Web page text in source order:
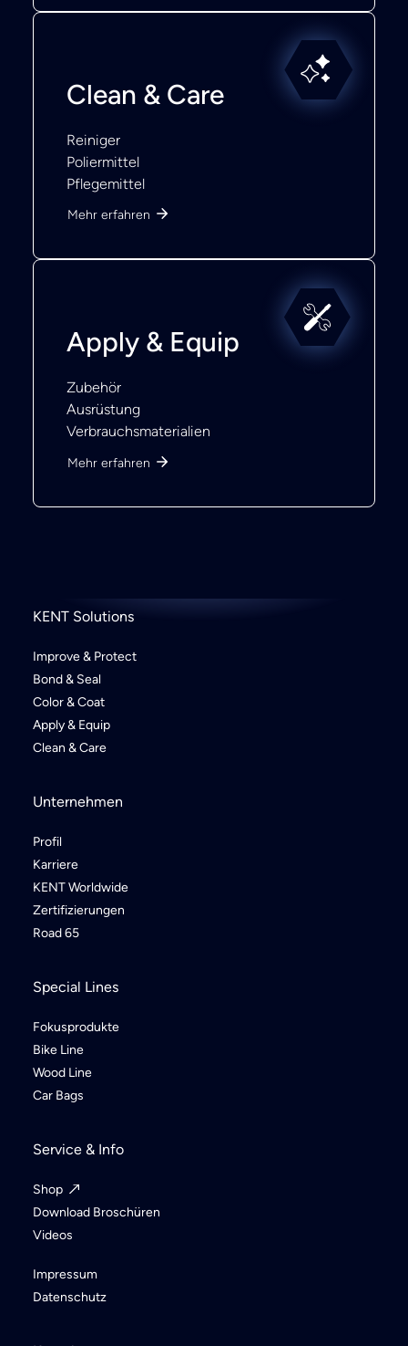
Clean & Care
Reiniger
Poliermittel
Pflegemittel
Mehr erfahren
Apply & Equip
Zubehör
Ausrüstung
Verbrauchsmaterialien
Mehr erfahren
KENT Solutions
Improve & Protect
Bond & Seal
Color & Coat
Apply & Equip
Clean & Care
Unternehmen
Profil
Karriere
KENT Worldwide
Zertifizierungen
Road 65
Special Lines
Fokusprodukte
Bike Line
Wood Line
Car Bags
Service & Info
Shop
Download Broschüren
Videos
Impressum
Datenschutz